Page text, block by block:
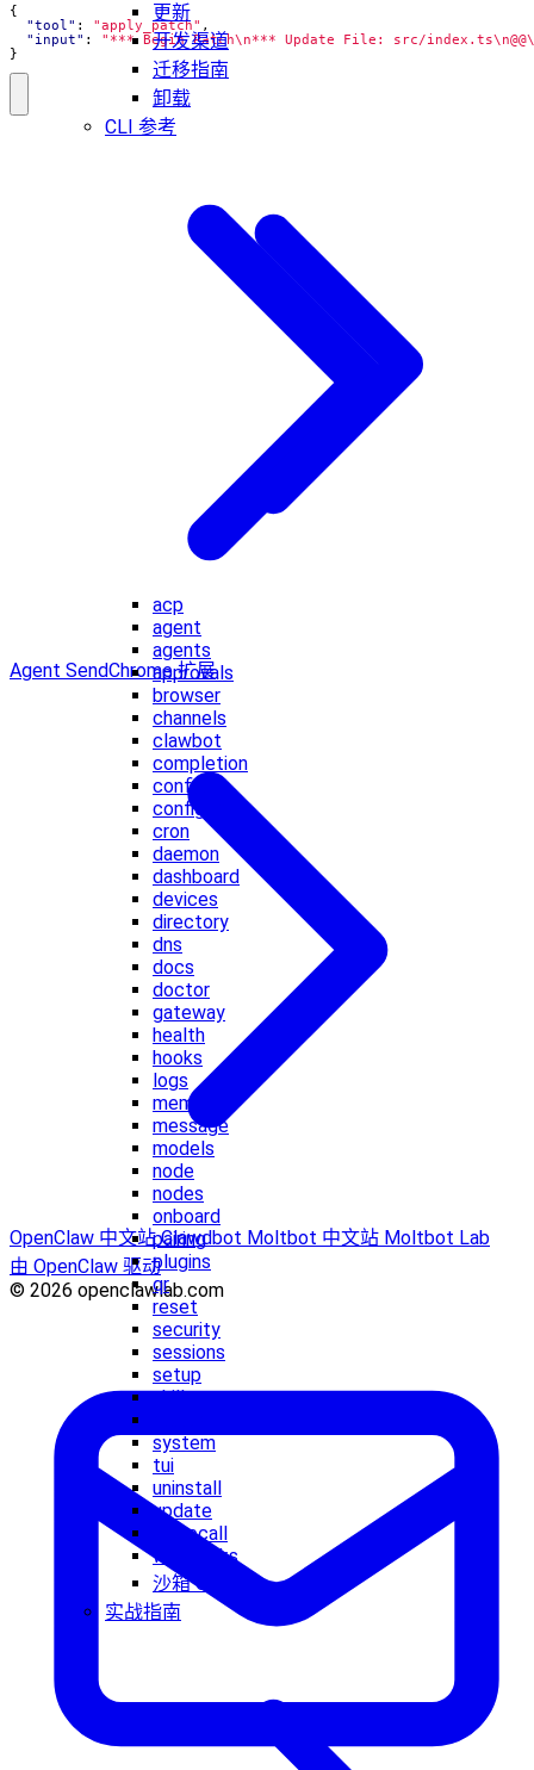
更新
开发渠道
迁移指南
卸载
CLI 参考
acp
agent
agents
approvals
browser
channels
clawbot
completion
config
configure
cron
daemon
dashboard
devices
directory
dns
docs
doctor
gateway
health
hooks
logs
memory
message
models
node
nodes
onboard
pairing
plugins
qr
reset
security
sessions
setup
skills
system
tui
uninstall
update
voicecall
webhooks
沙箱 CLI
实战指南
{
"tool" : "apply_patch" ,
"input" :
"*** Begin Patch\n*** Update File: src/
}
Agent SendChrome 扩展
OpenClaw 中文站Clawdbot Moltbot 中文站 Moltbot Lab
由 OpenClaw 驱动
© 2026 openclawlab.com